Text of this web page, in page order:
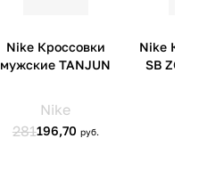
Гродненский р-н, а/г Гожа,
ул.Школьная, д.5, к.13